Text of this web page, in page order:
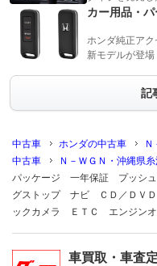
カー用品・パ
ホンダ純正ア
新モデルが登
記
中古車 ホンダの中古車
中古車
Ｎ－ＷＧＮ・沖縄県
パッケージ 一年保証 プッシ
グストップ ナビ ＣＤ／ＤＶ
ックカメラ ＥＴＣ エンジンオ
車買取・車査